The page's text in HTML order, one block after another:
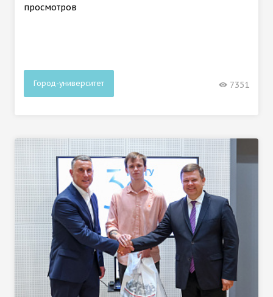
просмотров
Город-университет 7351